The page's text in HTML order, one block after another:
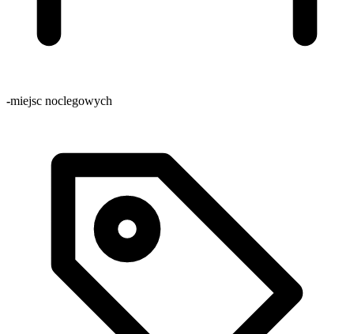
-miejsc noclegowych